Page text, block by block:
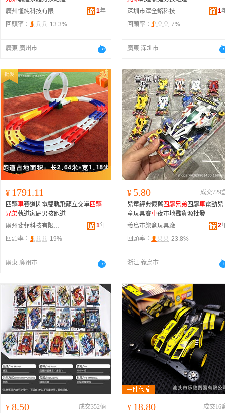
廣州懂純科技有限公司
1年
回頭率：
13.3%
廣東 廣州市
深圳市澤全銘科技有限公司
1
回頭率：
7%
廣東 深圳市
¥ 1791.11
四驅車賽道閃電雙軌飛龍立交單四驅
兄弟軌道家庭男孩跑道
廣州斐菲科技有限公司
1年
回頭率：
19%
廣東 廣州市
¥ 5.80
成交729
兒童經典懷舊 四驅兄弟 四驅車電動兒
童玩具賽車夜市地攤貨源批發
義烏市樂盒玩具廠
2
回頭率：
23.8%
浙江 義烏市
¥ 8.50
成交352輛
¥ 18.80
成交16